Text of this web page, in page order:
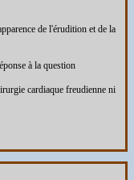
de l'érudition et de la
à la question
cardiaque freudienne ni